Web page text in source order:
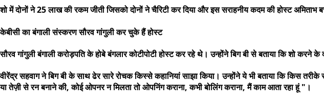
शो में दोनों ने 25 लाख की रकम जीती जिसको दोनों ने चैरिटी कर दिया और इस सराहनीय कदम की होस्ट अमिताभ
केबीसी का बंगाली संस्करण सौरव गांगुली कर चुके हैं होस्ट
सौरव गांगुली बंगाली करोड़पति के होबे बंगलार कोटीपोटी होस्ट कर रहे थे। उन्होंने बिग बी से बताया कि शो
वीरेंद्र सहवाग ने बिग बी के साथ ढेर सारे रोचक किस्से कहानियां साझा किया। उन्होंने ये भी बताया कि किस
या तेज़ी से रन बनाने की, कोई ओपनर न मिलता तो ओपनिंग कराना, कभी बोलिंग कराना, मैं काम आता रहा हूं "।